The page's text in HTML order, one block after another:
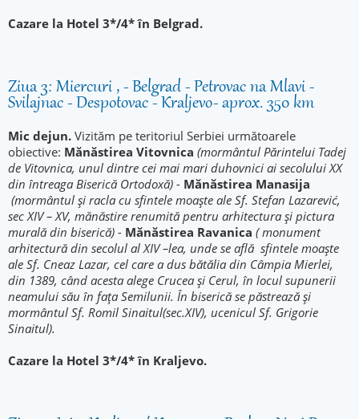
Cazare la Hotel 3*/4* în Belgrad.
Ziua 3: Miercuri , - Belgrad - Petrovac na Mlavi -
Svilajnac - Despotovac - Kraljevo- aprox. 350 km
Mic dejun. Vizităm pe teritoriul Serbiei următoarele
obiective: Mănăstirea Vitovnica (mormântul Părintelui Tadej
de Vitovnica, unul dintre cei mai mari duhovnici ai secolului XX
din întreaga Biserică Ortodoxă) - Mănăstirea Manasija
(mormântul și racla cu sfintele moaște ale Sf. Stefan Lazarević,
sec XIV – XV, mănăstire renumită pentru arhitectura și pictura
murală din biserică) - Mănăstirea Ravanica ( monument
arhitectură din secolul al XIV –lea, unde se află sfintele moaște
ale Sf. Cneaz Lazar, cel care a dus bătălia din Câmpia Mierlei,
din 1389, când acesta alege Crucea şi Cerul, în locul supunerii
neamului său în faţa Semilunii. În biserică se păstrează și
mormântul Sf. Romil Sinaitul(sec.XIV), ucenicul Sf. Grigorie
Sinaitul).
Cazare la Hotel 3*/4* în Kraljevo.